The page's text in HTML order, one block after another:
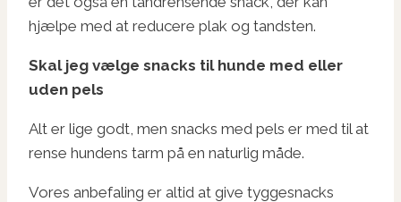
hjælpe med at reducere plak og tandsten.
Skal jeg vælge snacks til hunde med eller
uden pels
Alt er lige godt, men snacks med pels er med til at
rense hundens tarm på en naturlig måde.
Vores anbefaling er altid at give tyggesnacks